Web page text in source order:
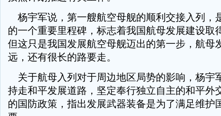
杨宇军说，第一艘航空母舰的顺利交接入列，
的一个重要里程碑，标志着我国航母发展建设取
但这只是我国发展航空母舰迈出的第一步，航母
远，还有很长的路要走。
关于航母入列对于周边地区局势的影响，杨宇
持走和平发展道路，坚定奉行独立自主的和平外
的国防政策，指出发展武器装备是为了满足维护